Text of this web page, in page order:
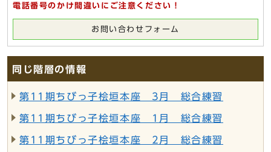
電話番号のかけ間違いにご注意ください！
お問い合わせフォーム
同じ階層の情報
第11期ちびっ子桧垣本座 3月 総合練習
第11期ちびっ子桧垣本座 1月 総合練習
第11期ちびっ子桧垣本座 2月 総合練習